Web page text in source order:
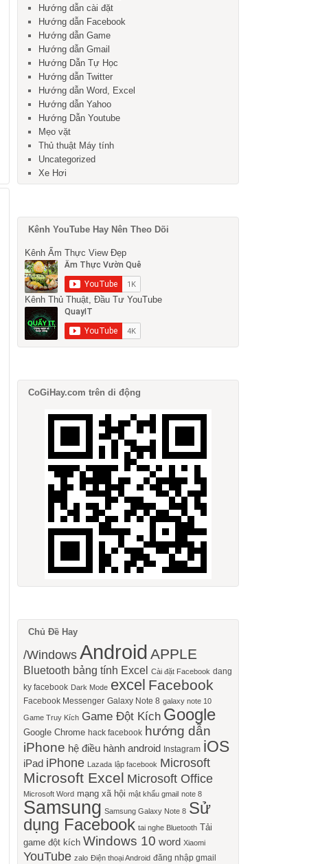
Hướng dẫn cài đặt
Hướng dẫn Facebook
Hướng dẫn Game
Hướng dẫn Gmail
Hướng Dẫn Tự Học
Hướng dẫn Twitter
Hướng dẫn Word, Excel
Hướng dẫn Yahoo
Hướng Dẫn Youtube
Mẹo vặt
Thủ thuật Máy tính
Uncategorized
Xe Hơi
Kênh YouTube Hay Nên Theo Dõi
Kênh Ẩm Thực View Đẹp
Kênh Thủ Thuật, Đầu Tư YouTube
CoGiHay.com trên di động
Chủ Đề Hay
/Windows Android APPLE
Bluetooth bảng tính Excel Cài đặt Facebook dang
ky facebook Dark Mode excel Facebook
Facebook Messenger Galaxy Note 8 galaxy note 10
Game Truy Kích Game Đột Kích Google
Google Chrome hack facebook hướng dẫn
iPhone hệ điều hành android Instagram iOS
iPad iPhone Lazada lập facebook Microsoft
Microsoft Excel Microsoft Office
Microsoft Word mạng xã hội mật khẩu gmail note 8
Samsung Samsung Galaxy Note 8 Sử
dụng Facebook tai nghe Bluetooth Tải
game đột kích Windows 10 word Xiaomi
YouTube zalo Điện thoại Android đăng nhập gmail